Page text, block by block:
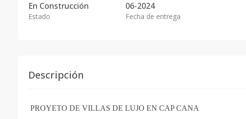
En Construcción
Estado
06-2024
Fecha de entrega
Descripción
PROYETO DE VILLAS DE LUJO EN CAP CANA